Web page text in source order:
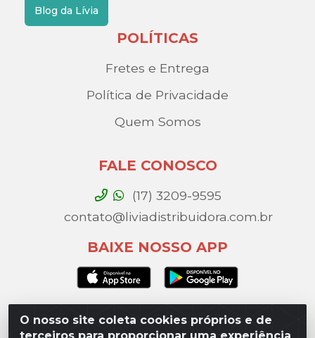
O nosso site coleta cookies próprios e de
Blog da Lívia
POLÍTICAS
Fretes e Entrega
Política de Privacidade
Quem Somos
FALE CONOSCO
(17) 3209-9595
contato@liviadistribuidora.com.br
BAIXE NOSSO APP
Lívia Distribuidora - Av. Percy Gandini, 329 – Vila